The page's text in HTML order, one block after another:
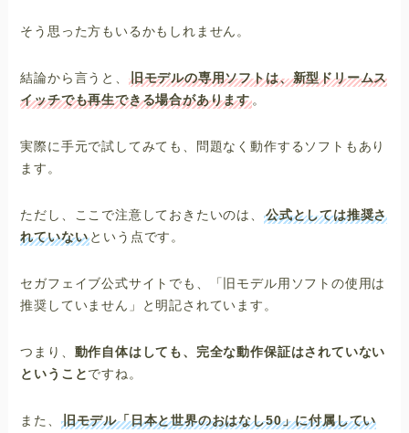
そう思った方もいるかもしれません。
結論から言うと、
旧モデルの専用ソフトは、新型ドリームス
イッチでも再生できる場合があります。
実際に手元で試してみても、問題なく動作するソフトもあり
ます。
ただし、ここで注意しておきたいのは、
公式としては推奨さ
れていない という点です。
セガフェイブ公式サイトでも、「旧モデル用ソフトの使用は
推奨していません」と明記されています。
つまり、 動作自体はしても、完全な動作保証はされていない
ということ ですね。
また、
旧モデル「日本と世界のおはなし50」に付属してい